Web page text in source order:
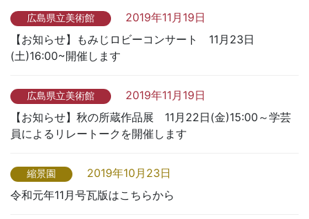
広島県立美術館
2019年11月19日
【お知らせ】もみじロビーコンサート 11月23日
(土)16:00~開催します
広島県立美術館
2019年11月19日
【お知らせ】秋の所蔵作品展 11月22日(金)15:00～学芸
員によるリレートークを開催します
縮景園
2019年10月23日
令和元年11月号瓦版はこちらから